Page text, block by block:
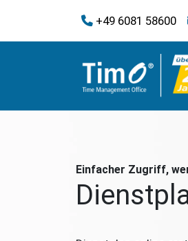
+49 6081 58600
Einfacher Zugriff,